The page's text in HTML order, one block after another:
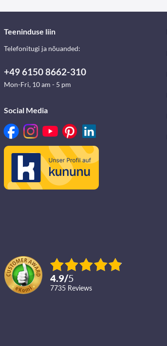
Teeninduse liin
Telefonitugi ja nõuanded:
+49 6150 8662-310
Mon-Fri, 10 am - 5 pm
Social Media
4.9/5
7735 reviews